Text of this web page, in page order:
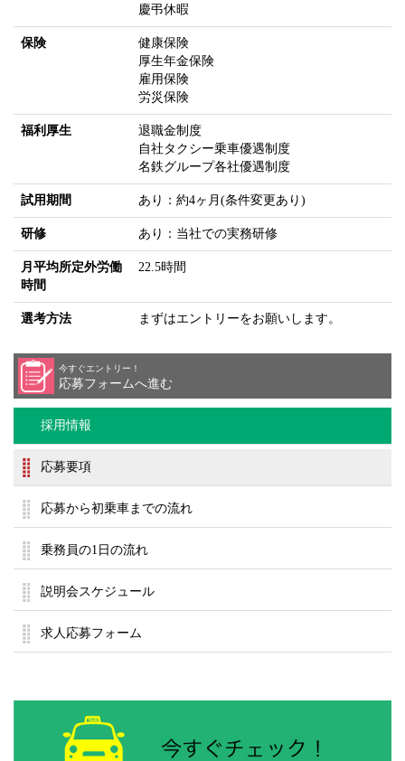
慶弔休暇
保険
健康保険
厚生年金保険
雇用保険
労災保険
福利厚生
退職金制度
自社タクシー乗車優遇制度
名鉄グループ各社優遇制度
試用期間 あり：約4ヶ月(条件変更あり)
研修 あり：当社での実務研修
月平均所定外労働
時間
22.5時間
選考方法 まずはエントリーをお願いします。
今すぐエントリー！
応募フォームへ進む
採用情報
応募要項
応募から初乗車までの流れ
乗務員の1日の流れ
説明会スケジュール
求人応募フォーム